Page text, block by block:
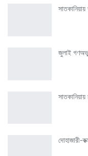
জুলাই
দোহাজারী-